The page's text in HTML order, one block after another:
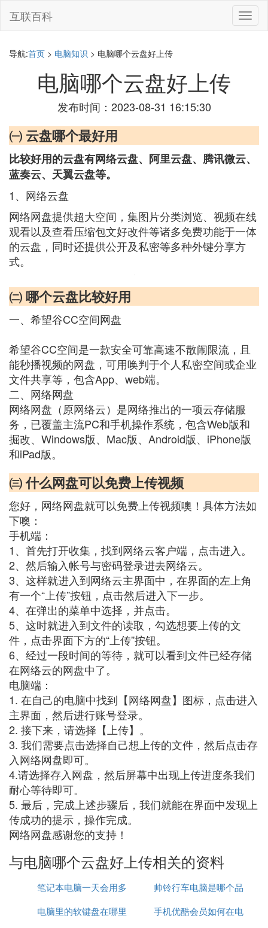
切
换
互联百科
导航:首页 > 电脑知识 > 电脑哪个云盘好上传
电脑哪个云盘好上传
发布时间：2023-08-31 16:15:30
㈠ 云盘哪个最好用
比较好用的云盘有网络云盘、阿里云盘、腾讯微云、
蓝奏云、天翼云盘等。
1、网络云盘
网络网盘提供超大空间，集图片分类浏览、视频在线
观看以及查看压缩包文好改件等诸多免费功能于一体
的云盘，同时还提供公开及私密等多种外键分享方
式。
㈡ 哪个云盘比较好用
一、希望谷CC空间网盘
希望谷CC空间是一款安全可靠高速不散闹限流，且
能秒播视频的网盘，可用唤判于个人私密空间或企业
文件共享等，包含App、web端。
二、网络网盘
网络网盘（原网络云）是网络推出的一项云存储服
务，已覆盖主流PC和手机操作系统，包含Web版和
掘改、Windows版、Mac版、Android版、iPhone版
和iPad版。
㈢ 什么网盘可以免费上传视频
您好，网络网盘就可以免费上传视频噢！具体方法如
下噢：
手机端：
1、首先打开收集，找到网络云客户端，点击进入。
2、然后输入帐号与密码登录进去网络云。
3、这样就进入到网络云主界面中，在界面的左上角
有一个“上传”按钮，点击然后进入下一步。
4、在弹出的菜单中选择，并点击。
5、这时就进入到文件的读取，勾选想要上传的文
件，点击界面下方的“上传”按钮。
6、经过一段时间的等待，就可以看到文件已经存储
在网络云的网盘中了。
电脑端：
1. 在自己的电脑中找到【网络网盘】图标，点击进入
主界面，然后进行账号登录。
2. 接下来，请选择【上传】。
3. 我们需要点击选择自己想上传的文件，然后点击存
入网络网盘即可。
4.请选择存入网盘，然后屏幕中出现上传进度条我们
耐心等待即可。
5. 最后，完成上述步骤后，我们就能在界面中发现上
传成功的提示，操作完成。
网络网盘感谢您的支持！
与电脑哪个云盘好上传相关的资料
笔记本电脑一天会用多
少流量
帅铃行车电脑是哪个品
牌
电脑里的软键盘在哪里
手机优酷会员如何在电